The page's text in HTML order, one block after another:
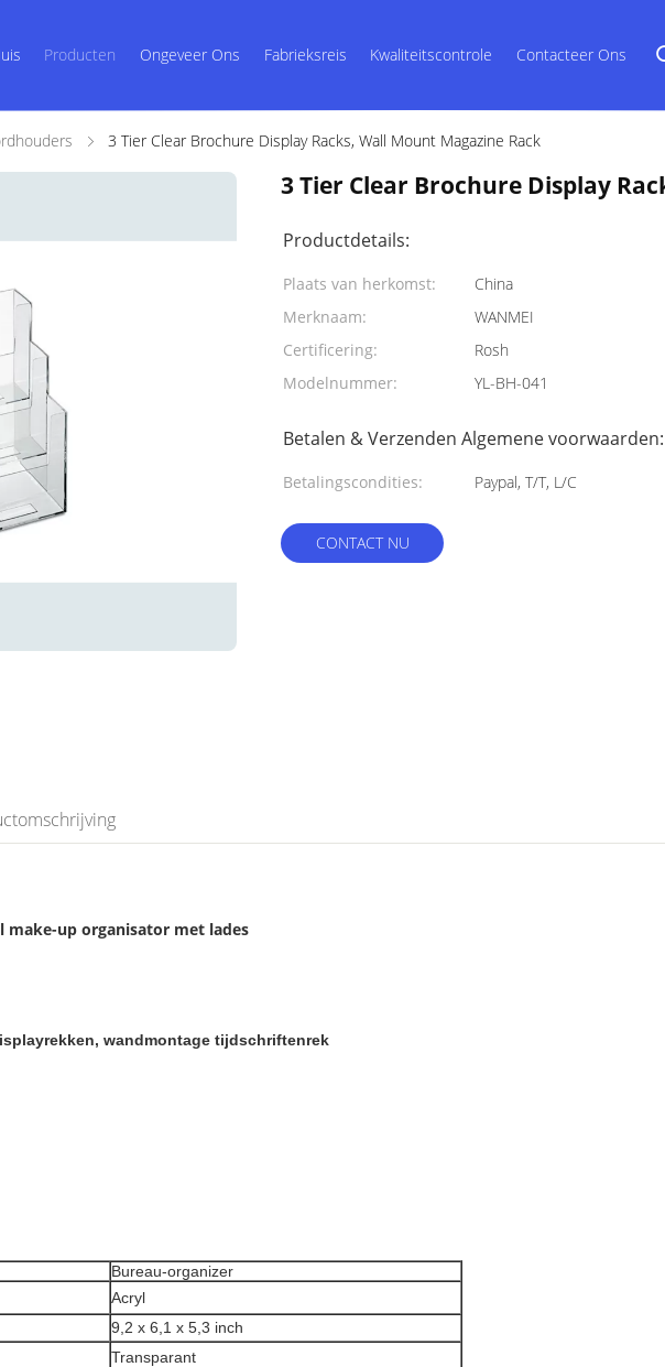
Producten Ongeveer Ons Fabrieksreis Kwaliteitscontrole Contacteer Ons
3 Tier Clear Brochure Display Racks, Wall Mount Magazine Rack
3 Tier Clear Brochure Display
Productdetails:
Plaats van herkomst:
China
Merknaam:
WANMEI
Certificering:
Rosh
Modelnummer:
YL-BH-041
Betalen & Verzenden Algemene voorwaarden:
Betalingscondities: Paypal, T/T, L/C
CONTACT NU
make-up organisator met lades
wandmontage tijdschriftenrek
Bureau-organizer
Acryl
9,2 x 6,1 x 5,3 inch
Transparant